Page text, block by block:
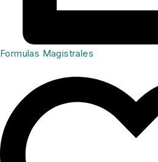
Formulas Magistrales